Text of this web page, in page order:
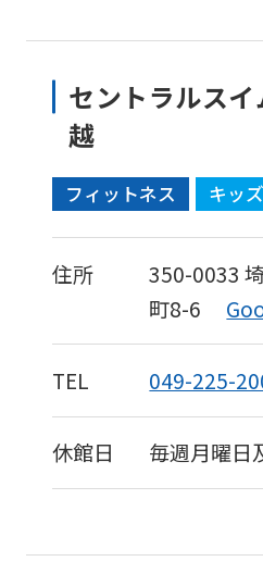
セントラルスイ
越
フィットネス キッズ
住所 350-0033
町8-6
TEL 049-225-
休館日 毎週月曜日